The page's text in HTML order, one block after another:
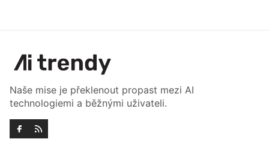
Naše mise je překlenout propast mezi AI
technologiemi a běžnými uživateli.